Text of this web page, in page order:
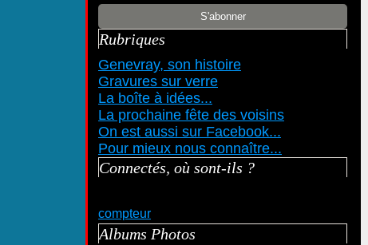
Rubriques
Genevray, son histoire
Gravures sur verre
La boîte à idées...
La prochaine fête des voisins
On est aussi sur Facebook...
Pour mieux nous connaître...
Connectés, où sont-ils ?
compteur
Albums Photos